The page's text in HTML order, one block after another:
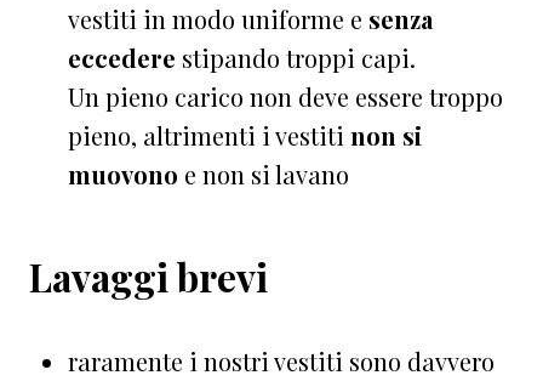
vestiti in modo uniforme e senza
eccedere stipando troppi capi.
Un pieno carico non deve essere troppo
pieno, altrimenti i vestiti non si
muovono e non si lavano
Lavaggi brevi
raramente i nostri vestiti sono davvero